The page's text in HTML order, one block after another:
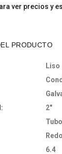
ver precios y
PRODUCTO
Liso
2"
6.4